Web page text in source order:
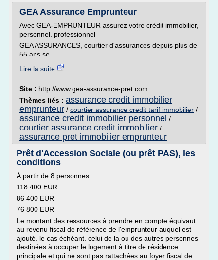
GEA Assurance Emprunteur
Avec GEA-EMPRUNTEUR assurez votre crédit immobilier,
personnel, professionnel
GEA ASSURANCES, courtier d'assurances depuis plus de
55 ans se...
Lire la suite
Site : http://www.gea-assurance-pret.com
Thèmes liés : assurance credit immobilier
emprunteur / courtier assurance credit tarif immobilier /
assurance credit immobilier personnel /
courtier assurance credit immobilier /
assurance pret immobilier emprunteur
Prêt d'Accession Sociale (ou prêt PAS), les
conditions
À partir de 8 personnes
118 400 EUR
86 400 EUR
76 800 EUR
Le montant des ressources à prendre en compte équivaut
au revenu fiscal de référence de l'emprunteur auquel est
ajouté, le cas échéant, celui de la ou des autres personnes
destinées à occuper le logement à titre de résidence
principale et qui ne sont pas rattachées au foyer fiscal de